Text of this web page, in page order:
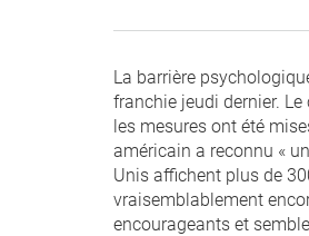
La barrière
franchie jeudi dernier.
les mesures ont été
américain a reconnu «
Unis affichent plus de
vraisemblablement
encourageants et